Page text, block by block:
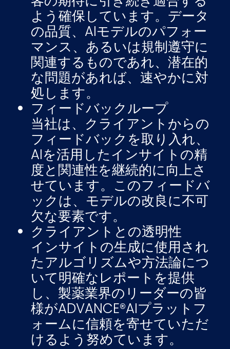
よう確保しています。データ
の品質、AIモデルのパフォー
マンス、あるいは規制遵守に
関連するものであれ、潜在的
な問題があれば、速やかに対
処します。
フィードバックループ
当社は、クライアントからの
フィードバックを取り入れ、
AIを活用したインサイトの精
度と関連性を継続的に向上さ
せています。このフィードバ
ックは、モデルの改良に不可
欠な要素です。
クライアントとの透明性
インサイトの生成に使用され
たアルゴリズムや方法論につ
いて明確なレポートを提供
し、製薬業界のリーダーの皆
様がADVANCE®AIプラットフ
ォームに信頼を寄せていただ
けるよう努めています。